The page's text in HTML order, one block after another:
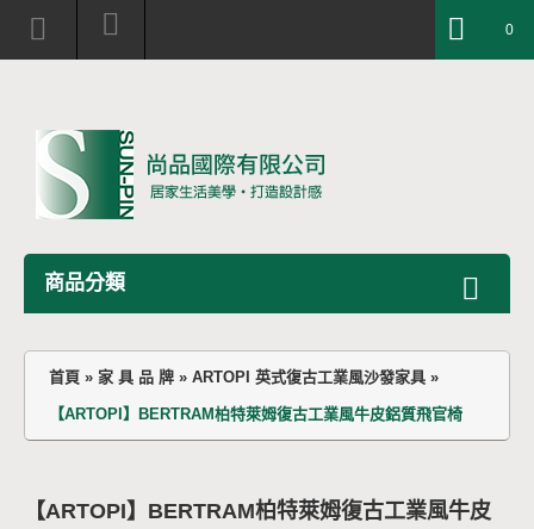
0
商品分類
首頁 » 家 具 品 牌 » ARTOPI 英式復古工業風沙發家具 »
【ARTOPI】BERTRAM柏特萊姆復古工業風牛皮鋁質飛官椅
【ARTOPI】BERTRAM柏特萊姆復古工業風牛皮